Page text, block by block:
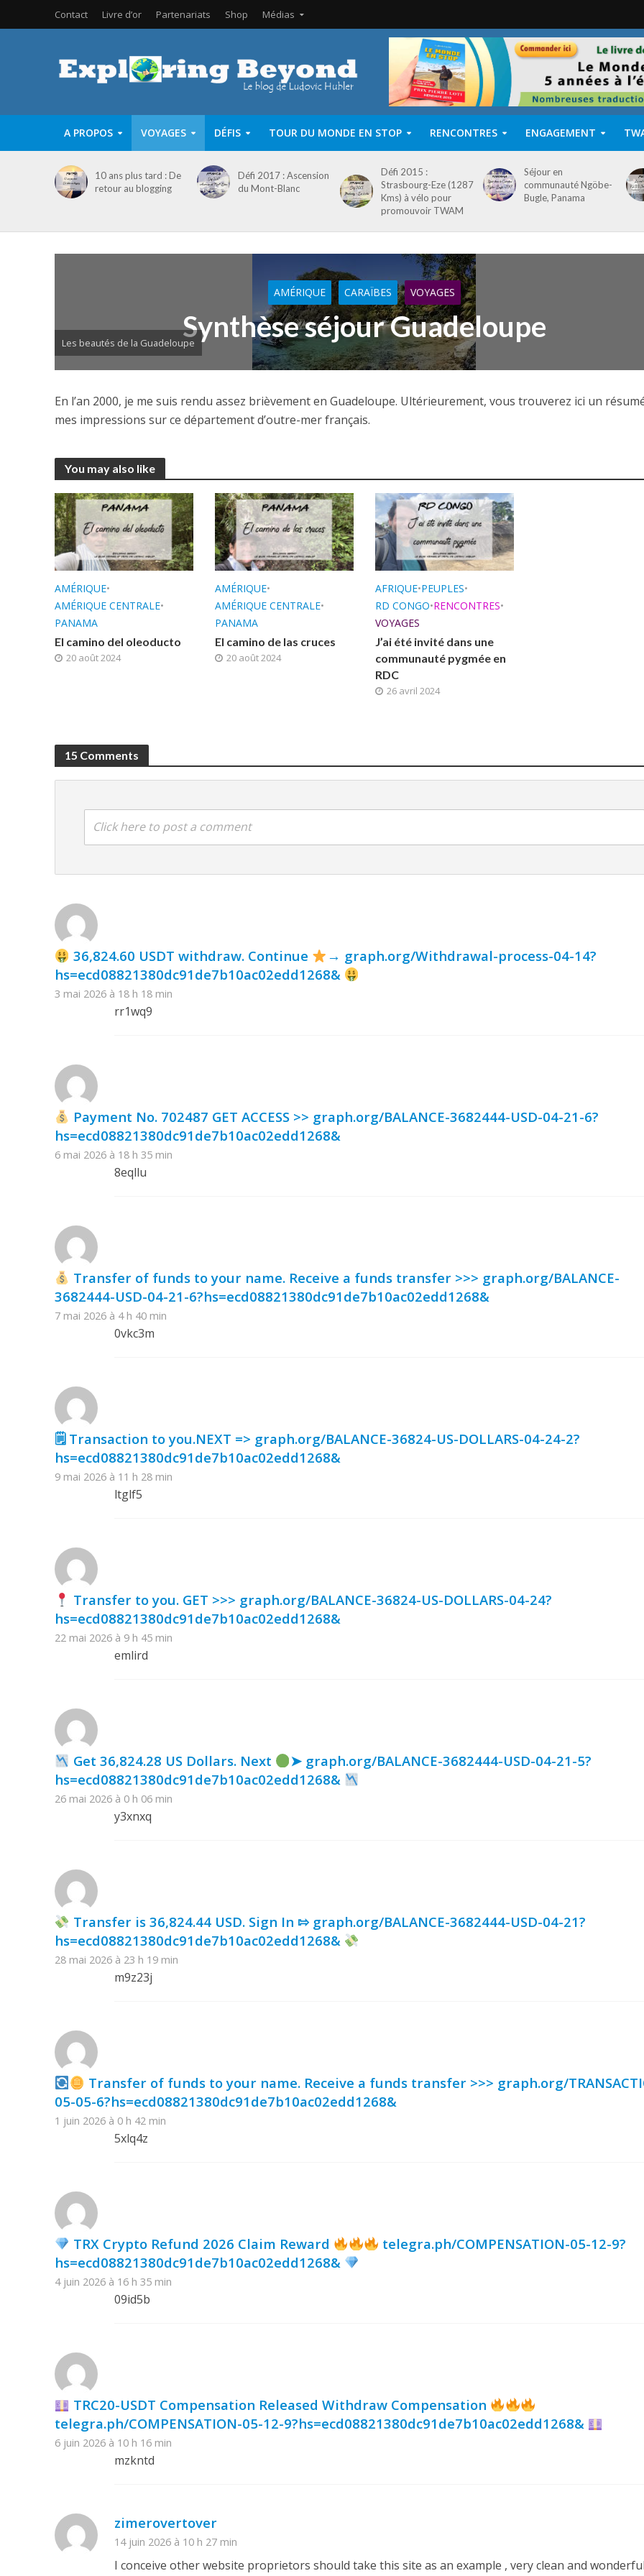
Contact Livre d’or Partenariats Shop Médias
A PROPOS VOYAGES DÉFIS TOUR DU MONDE EN STOP RENCONTRES ENGAGEMENT
10 ans plus tard : De
retour au blogging
Défi 2017 : Ascension
du Mont-Blanc
Défi 2015 :
Strasbourg-Eze (1287
Kms) à vélo pour
promouvoir TWAM
Séjour en
communauté Ngöbe-
Bugle, Panama
AMÉRIQUE CARAÏBES VOYAGES
Synthèse séjour Guadeloupe
Les beautés de la Guadeloupe
En l’an 2000, je me suis rendu assez brièvement en Guadeloupe. Ultérieurement, vous trouverez ici un
mes impressions sur ce département d’outre-mer français.
You may also like
AMÉRIQUE•
AMÉRIQUE CENTRALE•
PANAMA
El camino del oleoducto
20 août 2024
AMÉRIQUE•
AMÉRIQUE CENTRALE•
PANAMA
El camino de las cruces
20 août 2024
AFRIQUE•PEUPLES•
RD CONGO•RENCONTRES•
VOYAGES
J’ai été invité dans une
communauté pygmée en
RDC
26 avril 2024
15 Comments
Click here to post a comment
36,824.60 USDT withdraw. Continue
→ graph.org/Withdrawal-process-04-14?
hs=ecd08821380dc91de7b10ac02edd1268&
3 mai 2026 à 18 h 18 min
rr1wq9
Payment No. 702487 GET ACCESS >> graph.org/BALANCE-3682444-USD-04-21-6?
hs=ecd08821380dc91de7b10ac02edd1268&
6 mai 2026 à 18 h 35 min
8eqllu
Transfer of funds to your name. Receive a funds transfer >>> graph.org/BALANCE-
3682444-USD-04-21-6?hs=ecd08821380dc91de7b10ac02edd1268&
7 mai 2026 à 4 h 40 min
0vkc3m
🗒 Transaction to you.NEXT => graph.org/BALANCE-36824-US-DOLLARS-04-24-2?
hs=ecd08821380dc91de7b10ac02edd1268&
9 mai 2026 à 11 h 28 min
ltglf5
Transfer to you. GET >>> graph.org/BALANCE-36824-US-DOLLARS-04-24?
hs=ecd08821380dc91de7b10ac02edd1268&
22 mai 2026 à 9 h 45 min
emlird
Get 36,824.28 US Dollars. Next
➤ graph.org/BALANCE-3682444-USD-04-21-5?
hs=ecd08821380dc91de7b10ac02edd1268&
26 mai 2026 à 0 h 06 min
y3xnxq
Transfer is 36,824.44 USD. Sign In ⇰ graph.org/BALANCE-3682444-USD-04-21?
hs=ecd08821380dc91de7b10ac02edd1268&
28 mai 2026 à 23 h 19 min
m9z23j
Transfer of funds to your name. Receive a funds transfer >>> graph.org/
05-05-6?hs=ecd08821380dc91de7b10ac02edd1268&
1 juin 2026 à 0 h 42 min
5xlq4z
TRX Crypto Refund 2026 Claim Reward
telegra.ph/COMPENSATION-05-12-9?
hs=ecd08821380dc91de7b10ac02edd1268&
4 juin 2026 à 16 h 35 min
09id5b
TRC20-USDT Compensation Released Withdraw Compensation
telegra.ph/COMPENSATION-05-12-9?hs=ecd08821380dc91de7b10ac02edd1268&
6 juin 2026 à 10 h 16 min
mzkntd
zimerovertover
14 juin 2026 à 10 h 27 min
I conceive other website proprietors should take this site as an example , very clean and